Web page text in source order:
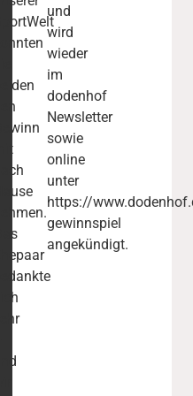
SportWelt
konnten
beiden
den
Gewinn
mit
nach
Hause
nehmen.
Das
Ehepaar
bedankte
sich
sehr
und
und
wird
wieder
im
dodenhof
Newsletter
sowie
online
unter
https://
gewinnspiel
angekündigt.